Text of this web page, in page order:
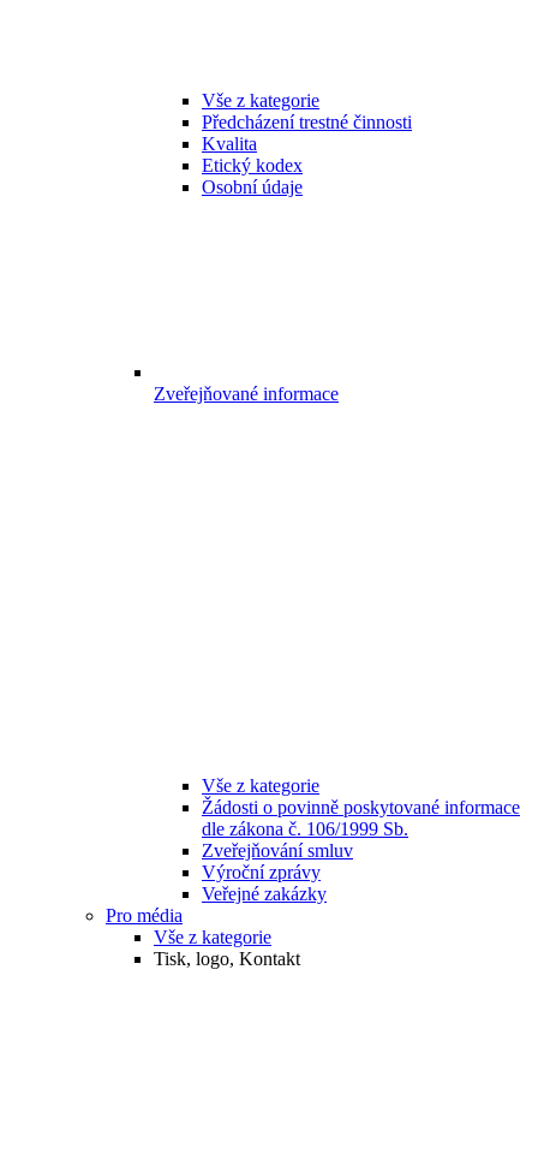
Vše z kategorie
Předcházení trestné činnosti
Kvalita
Etický kodex
Osobní údaje
Zveřejňované informace
Vše z kategorie
Žádosti o povinně poskytované informace
dle zákona č. 106/1999 Sb.
Zveřejňování smluv
Výroční zprávy
Veřejné zakázky
Pro média
Vše z kategorie
Tisk, logo, Kontakt